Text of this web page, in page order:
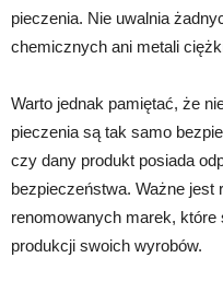
pieczenia. Nie uwalnia
chemicznych ani metali
Warto jednak pamiętać, że
pieczenia są tak samo
czy dany produkt posiada
bezpieczeństwa. Ważne jest
renomowanych marek,
produkcji swoich wyrobów.